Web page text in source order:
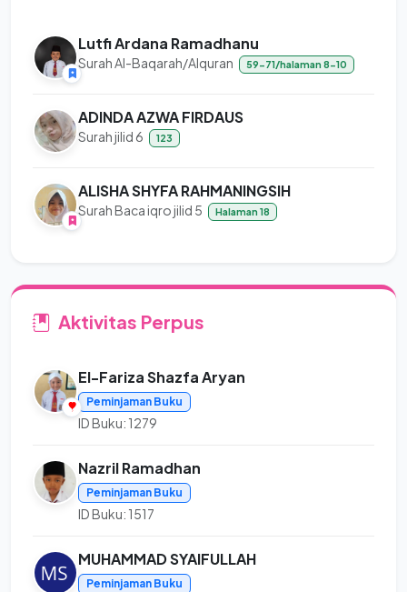
Lutfi Ardana Ramadhanu
Surah Al-Baqarah/Alquran 59-71/halaman 8-10
ADINDA AZWA FIRDAUS
Surah jilid 6 123
ALISHA SHYFA RAHMANINGSIH
Surah Baca iqro jilid 5 Halaman 18
Aktivitas Perpus
El-Fariza Shazfa Aryan
Peminjaman Buku
ID Buku: 1279
Nazril Ramadhan
Peminjaman Buku
ID Buku: 1517
MUHAMMAD SYAIFULLAH
Peminjaman Buku